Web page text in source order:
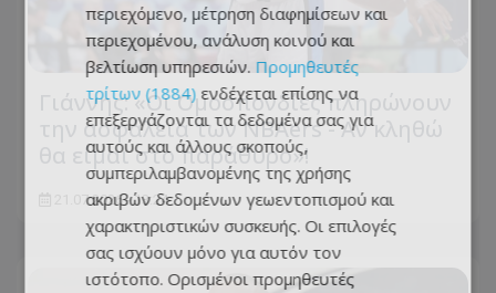
Γιάννης: «Οι Ομοσπονδίες πληρώνουν
την ασφάλεια των NBAers - Αν κληθώ
θα είμαι στο παράθυρο»!
21.07.2026 - 13:24
περιεχόμενο, μέτρηση διαφημίσεων και
περιεχομένου, ανάλυση κοινού και
βελτίωση υπηρεσιών. Προμηθευτές
τρίτων (1884) ενδέχεται επίσης να
επεξεργάζονται τα δεδομένα σας για
αυτούς και άλλους σκοπούς,
συμπεριλαμβανομένης της χρήσης
ακριβών δεδομένων γεωεντοπισμού και
χαρακτηριστικών συσκευής. Οι επιλογές
σας ισχύουν μόνο για αυτόν τον
ιστότοπο. Ορισμένοι προμηθευτές